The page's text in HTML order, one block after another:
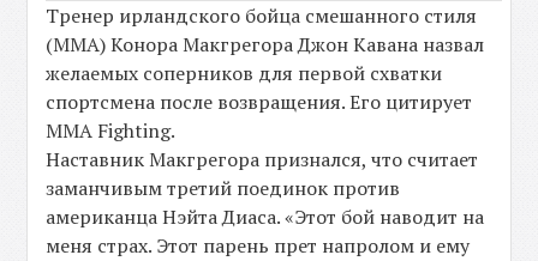
Тренер ирландского бойца смешанного стиля
(MMA) Конора Макгрегора Джон Кавана назвал
желаемых соперников для первой схватки
спортсмена после возвращения. Его цитирует
MMA Fighting.
Наставник Макгрегора признался, что считает
заманчивым третий поединок против
американца Нэйта Диаса. «Этот бой наводит на
меня страх. Этот парень прет напролом и ему